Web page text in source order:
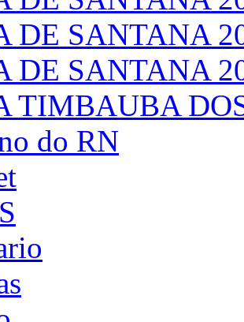
DE SANTANA
DE SANTANA
TIMBAUBA
do RN